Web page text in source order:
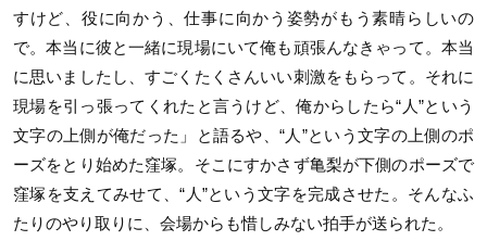
すけど、役に向かう、仕事に向かう姿勢がもう素晴らしいの
で。本当に彼と一緒に現場にいて俺も頑張んなきゃって。本当
に思いましたし、すごくたくさんいい刺激をもらって。それに
現場を引っ張ってくれたと言うけど、俺からしたら“人”という
文字の上側が俺だった」と語るや、“人”という文字の上側のポ
ーズをとり始めた窪塚。そこにすかさず亀梨が下側のポーズで
窪塚を支えてみせて、“人”という文字を完成させた。そんなふ
たりのやり取りに、会場からも惜しみない拍手が送られた。